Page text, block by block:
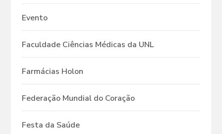
Evento
Faculdade Ciências Médicas da UNL
Farmácias Holon
Federação Mundial do Coração
Festa da Saúde